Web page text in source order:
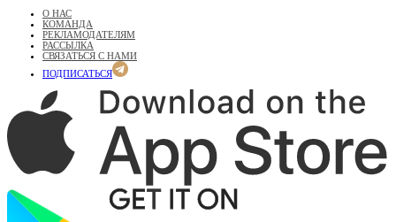
О НАС
КОМАНДА
РЕКЛАМОДАТЕЛЯМ
РАССЫЛКА
СВЯЗАТЬСЯ С НАМИ
ПОДПИСАТЬСЯ